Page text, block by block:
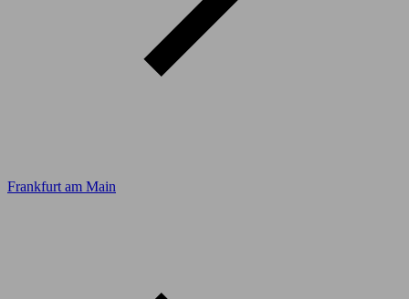
Frankfurt am Main